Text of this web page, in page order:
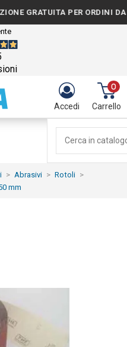
GRATUITA PER ORDINI DA €150
Accedi
0
Carrello
Abrasivi
Rotoli
mm